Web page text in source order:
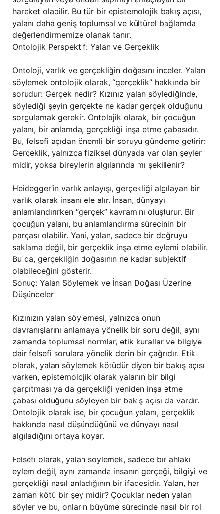
hareket olabilir. Bu tür bir epistemolojik bakış açısı,
yalanı daha geniş toplumsal ve kültürel bağlamda
değerlendirmemize olanak tanır.
Ontolojik Perspektif: Yalan ve Gerçeklik
Ontoloji, varlık ve gerçekliğin doğasını inceler. Yalan
söylemek ontolojik olarak, “gerçeklik” hakkında bir
sorudur: Gerçek nedir? Kızınız yalan söylediğinde,
söylediği şeyin gerçekte ne kadar gerçek olduğunu
sorgulamak gerekir. Ontolojik olarak, bir çocuğun
yalanı, bir anlamda, gerçekliği inşa etme çabasıdır.
Bu, felsefi açıdan önemli bir soruyu gündeme getirir:
Gerçeklik, yalnızca fiziksel dünyada var olan şeyler
midir, yoksa bireylerin algılarında mı şekillenir?
Heidegger’in varlık anlayışı, gerçekliği algılayan bir
varlık olarak insanı ele alır. İnsan, dünyayı
anlamlandırırken “gerçek” kavramını oluşturur. Bir
çocuğun yalanı, bu anlamlandırma sürecinin bir
parçası olabilir. Yani, yalan, sadece bir doğruyu
saklama değil, bir gerçeklik inşa etme eylemi olabilir.
Bu da, gerçekliğin doğasının ne kadar subjektif
olabileceğini gösterir.
Sonuç: Yalan Söylemek ve İnsan Doğası Üzerine
Düşünceler
Kızınızın yalan söylemesi, yalnızca onun
davranışlarını anlamaya yönelik bir soru değil, aynı
zamanda toplumsal normlar, etik kurallar ve bilgiye
dair felsefi sorulara yönelik derin bir çağrıdır. Etik
olarak, yalan söylemek kötüdür diyen bir bakış açısı
varken, epistemolojik olarak yalanın bir bilgi
çarpıtması ya da gerçekliği yeniden inşa etme
çabası olduğunu söyleyen bir bakış açısı da vardır.
Ontolojik olarak ise, bir çocuğun yalanı, gerçeklik
hakkında nasıl düşündüğünü ve dünyayı nasıl
algıladığını ortaya koyar.
Felsefi olarak, yalan söylemek, sadece bir ahlaki
eylem değil, aynı zamanda insanın gerçeği, bilgiyi ve
gerçekliği nasıl anladığının bir ifadesidir. Yalan, her
zaman kötü bir şey midir? Çocuklar neden yalan
söyler ve bu, onların büyüme sürecinde nasıl bir rol